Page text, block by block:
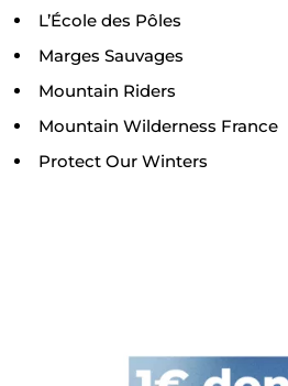
L’École des Pôles
Marges Sauvages
Mountain Riders
Mountain Wilderness France
Protect Our Winters